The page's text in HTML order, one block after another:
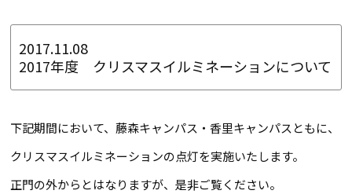
2017.11.08
2017年度 クリスマスイルミネーションについて
下記期間において、藤森キャンパス・香里キャンパスともに、
クリスマスイルミネーションの点灯を実施いたします。
正門の外からとはなりますが、是非ご覧ください。